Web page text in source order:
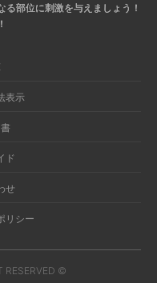
部位に刺激を与えましょう！
表示
ド
せ
リシー
RESERVED ©